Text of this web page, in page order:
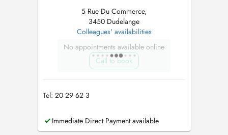
5 Rue Du Commerce,
3450 Dudelange
Colleagues' availabilities
No appointments available online
Call to book
Tel: 20 29 62 3
Immediate Direct Payment available